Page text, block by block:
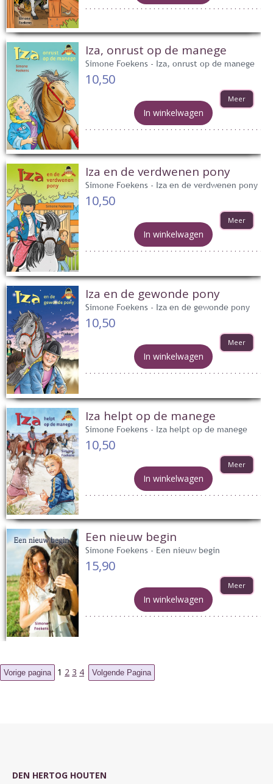
Iza, onrust op de manege
Simone Foekens - Iza, onrust op de manege
10,50
Meer
In winkelwagen
Iza en de verdwenen pony
Simone Foekens - Iza en de verdwenen pony
10,50
Meer
In winkelwagen
Iza en de gewonde pony
Simone Foekens - Iza en de gewonde pony
10,50
Meer
In winkelwagen
Iza helpt op de manege
Simone Foekens - Iza helpt op de manege
10,50
Meer
In winkelwagen
Een nieuw begin
Simone Foekens - Een nieuw begin
15,90
Meer
In winkelwagen
1 2 3 4
DEN HERTOG HOUTEN